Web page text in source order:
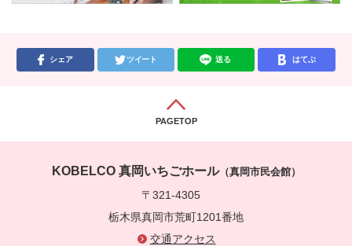
シェア ツイート 送る はてぶ
PAGETOP
KOBELCO 真岡いちごホール（真岡市民会館）
〒321-4305
栃木県真岡市荒町1201番地
交通アクセス